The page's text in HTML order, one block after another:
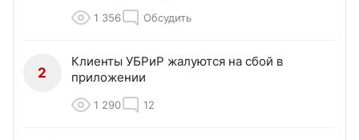
1 356 Обсудить
2
Клиенты УБРиР жалуются на сбой в
приложении
1 290 12